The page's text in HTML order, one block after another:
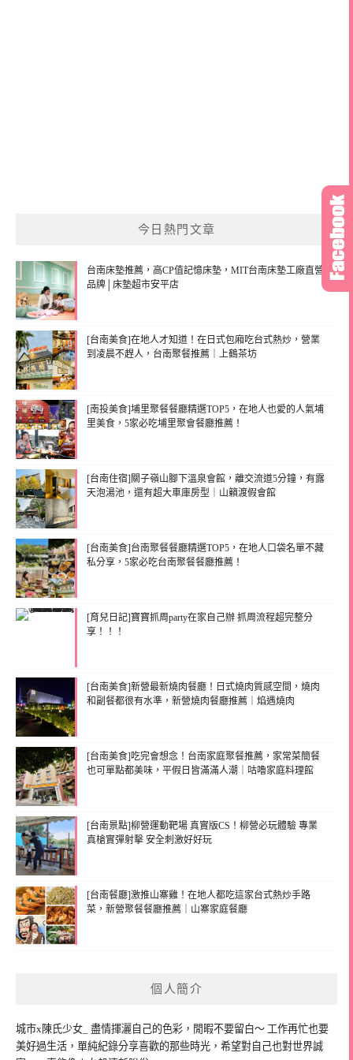
今日熱門文章
台南床墊推薦，高CP值記憶床墊，MIT台南床墊工廠直營
品牌│床墊超市安平店
[台南美食]在地人才知道！在日式包廂吃台式熱炒，營業
到凌晨不趕人，台南聚餐推薦｜上鶴茶坊
[南投美食]埔里聚餐餐廳精選TOP5，在地人也愛的人氣埔
里美食，5家必吃埔里聚會餐廳推薦！
[台南住宿]關子嶺山腳下溫泉會館，離交流道5分鐘，有露
天泡湯池，還有超大車庫房型｜山籟渡假會館
[台南美食]台南聚餐餐廳精選TOP5，在地人口袋名單不藏
私分享，5家必吃台南聚餐餐廳推薦！
[育兒日記]寶寶抓周party在家自己辦 抓周流程超完整分
享！！！
[台南美食]新營最新燒肉餐廳！日式燒肉質感空間，燒肉
和副餐都很有水準，新營燒肉餐廳推薦｜焰遇燒肉
[台南美食]吃完會想念！台南家庭聚餐推薦，家常菜簡餐
也可單點都美味，平假日皆滿滿人潮｜咕嚕家庭料理館
[台南景點]柳營運動靶場 真實版CS！柳營必玩體驗 專業
真槍實彈射擊 安全刺激好好玩
[台南餐廳]激推山寨雞！在地人都吃這家台式熱炒手路
菜，新營聚餐餐廳推薦｜山寨家庭餐廳
個人簡介
城市x陳氏少女_ 盡情揮灑自己的色彩，閒暇不要留白～ 工作再忙也要
美好過生活，單純紀錄分享喜歡的那些時光，希望對自己也對世界誠